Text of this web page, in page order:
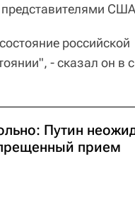
российской
- сказал он в
Путин
прием